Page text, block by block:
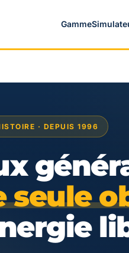
Gamme
· DEPUIS 1996
seule